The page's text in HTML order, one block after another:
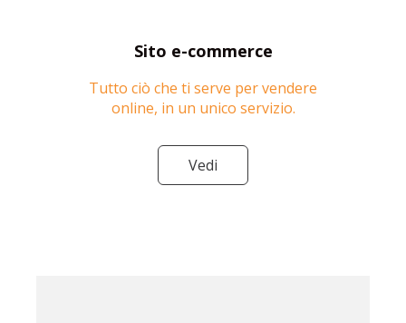
Sito e-commerce
Tutto ciò che ti serve per vendere
online, in un unico servizio.
Vedi